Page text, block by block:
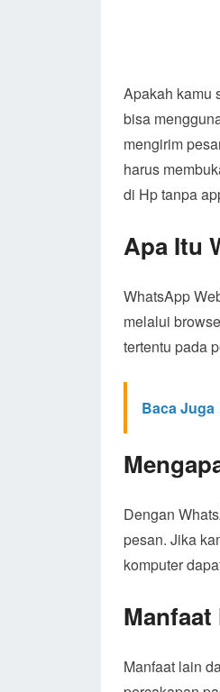
Apakah kamu
bisa
mengirim
harus
di Hp tanpa
Apa Itu
WhatsApp
melalui
tertentu pada
Baca Juga
Dengan
pesan. Jika
komputer
Manfaat lain